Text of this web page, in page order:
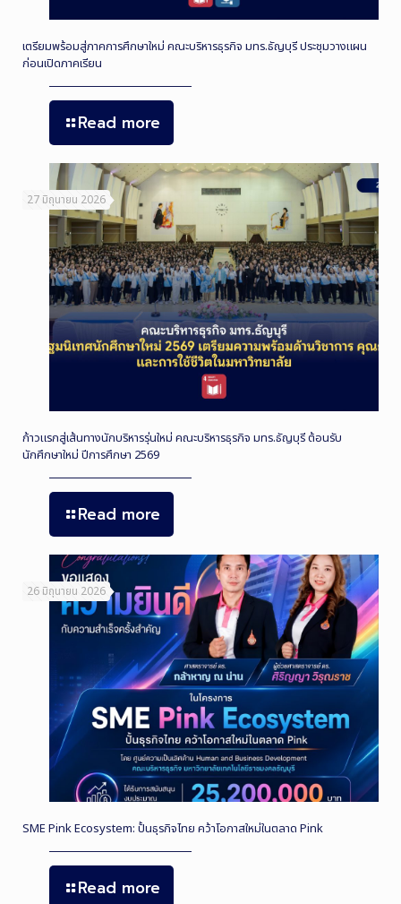
เตรียมพร้อมสู่ภาคการศึกษาใหม่ คณะบริหารธุรกิจ มทร.ธัญบุรี ประชุมวางแผน
ก่อนเปิดภาคเรียน
Read more
27 มิถุนายน 2026
ก้าวแรกสู่เส้นทางนักบริหารรุ่นใหม่ คณะบริหารธุรกิจ มทร.ธัญบุรี ต้อนรับ
นักศึกษาใหม่ ปีการศึกษา 2569
Read more
26 มิถุนายน 2026
SME Pink Ecosystem: ปั้นธุรกิจไทย คว้าโอกาสใหม่ในตลาด Pink
Read more